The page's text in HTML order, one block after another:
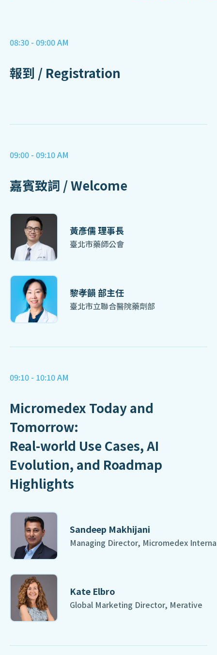
08:30 - 09:00 AM
報到 / Registration
09:00 - 09:10 AM
嘉賓致詞 / Welcome
黃彥儒 理事長
臺北市藥師公會
黎孝韻 部主任
臺北市立聯合醫院藥劑部
09:10 - 10:10 AM
Micromedex Today and
Tomorrow:
Real-world Use Cases, AI
Evolution, and Roadmap
Highlights
Sandeep Makhijani
Managing Director, Micromedex
Kate Elbro
Global Marketing Director, Merative